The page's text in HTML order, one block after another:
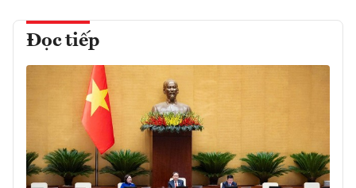
Đọc tiếp